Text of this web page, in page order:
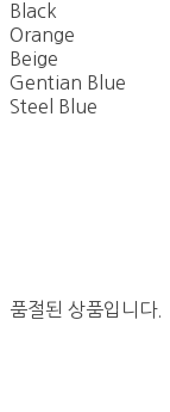
Black
Orange
Beige
Gentian Blue
Steel Blue
품절된 상품입니다.